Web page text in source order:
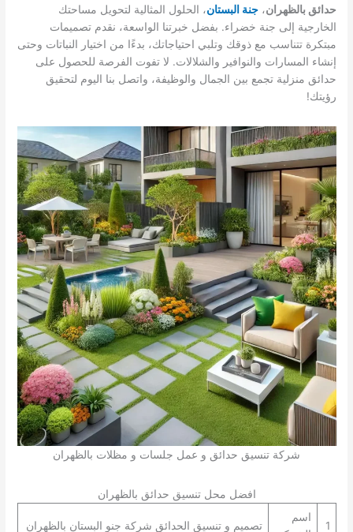
حدائق بالظهران،جنة البستان، الحلول المثالية لتحويل مساحتك
الخارجية إلى جنة خضراء. بفضل خبرتنا الواسعة، نقدم تصميمات
مبتكرة تتناسب مع ذوقك وتلبي احتياجاتك، بدءًا من اختيار النباتات وحتى
إنشاء المسارات والنوافير والشلالات. لا تفوت الفرصة للحصول على
حدائق منزلية تجمع بين الجمال والوظيفة، واتصل بنا اليوم لتحقيق
رؤيتك!
شركة تنسيق حدائق و عمل جلسات و مظلات بالظهران
افضل محل تنسيق حدائق بالظهران
1
اسم
تصميم و تنسيق الحدائق شركة جنو البستان بالظهران